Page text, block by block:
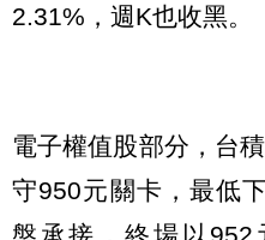
2.31%，週K也收黑。
電子權值股部分，台
守950元關卡，最低